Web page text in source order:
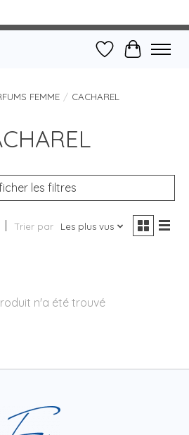
Liste dePanier
FEMME / CACHAREL
les filtres
Trier par Les plus vus
n'a été trouvé